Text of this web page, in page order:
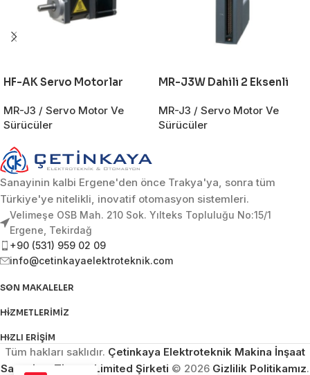
HF-AK Servo Motorlar
MR-J3 / Servo Motor Ve
Sürücüler
MR-J3W Dahili 2 Eksenli
MR-J3 / Servo Motor Ve
Sürücüler
Sanayinin kalbi Ergene'den önce Trakya'ya, sonra tüm
Türkiye'ye nitelikli, inovatif otomasyon sistemleri.
Velimeşe OSB Mah. 210 Sok. Yılteks Topluluğu No:15/1
Ergene, Tekirdağ
+90 (531) 959 02 09
info@cetinkayaelektroteknik.com
SON MAKALELER
HIZMETLERIMIZ
HIZLI ERIŞIM
Tüm hakları saklıdır. Çetinkaya Elektroteknik Makina İnşaat
Sanayi ve Ticaret Limited Şirketi © 2026 Gizlilik Politikamız.